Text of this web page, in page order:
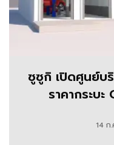
ซูซูกิ เปิดศูนย์บ
ราคากระบ
14 ก